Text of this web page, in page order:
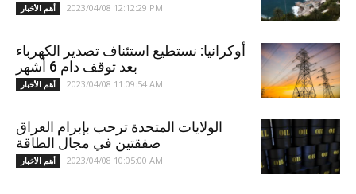
أهم الأخبار 2023/04/08 12:12:29 PM
أوكرانيا: نستطيع استئناف تصدير الكهرباء
بعد توقف دام 6 أشهر
أهم الأخبار 2023/04/08 11:09:54 AM
الولايات المتحدة ترحب بإبرام العراق
صفقتين في مجال الطاقة
أهم الأخبار 2023/04/08 10:05:00 AM